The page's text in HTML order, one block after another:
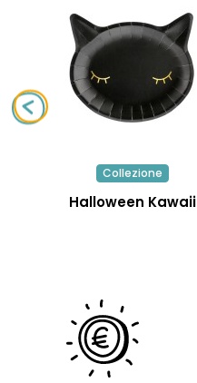
Collezione
Halloween Kawaii